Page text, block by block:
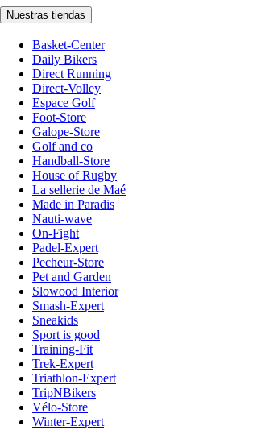
Nuestras tiendas
Basket-Center
Daily Bikers
Direct Running
Direct-Volley
Espace Golf
Foot-Store
Galope-Store
Golf and co
Handball-Store
House of Rugby
La sellerie de Maé
Made in Paradis
Nauti-wave
On-Fight
Padel-Expert
Pecheur-Store
Pet and Garden
Slowood Interior
Smash-Expert
Sneakids
Sport is good
Training-Fit
Trek-Expert
Triathlon-Expert
TripNBikers
Vélo-Store
Winter-Expert